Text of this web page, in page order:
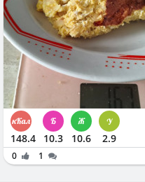
148.4 10.3 10.6 2.9
0 1